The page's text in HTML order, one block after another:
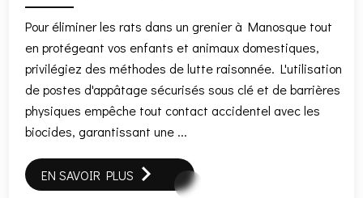
Pour éliminer les rats dans un grenier à Manosque tout
en protégeant vos enfants et animaux domestiques,
privilégiez des méthodes de lutte raisonnée. L'utilisation
de postes d'appâtage sécurisés sous clé et de barrières
physiques empêche tout contact accidentel avec les
biocides, garantissant une ...
EN SAVOIR PLUS